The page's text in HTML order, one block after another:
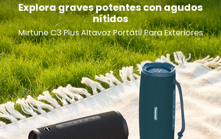
Explora graves potentes con agudos
nítidos
Mirtune C3 Plus Altavoz Portátil Para Exteriores